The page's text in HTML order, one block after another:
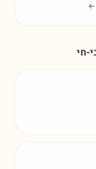
←
חי